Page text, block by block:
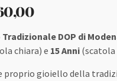
DOP di
chiara) e 15 Anni (scatola
proprio gioiello della